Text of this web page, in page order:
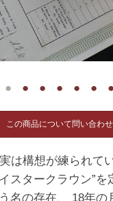
● ● ● ● ● ● ●
は構想が練られて
スタークラウン”を
名の存在、 18年の